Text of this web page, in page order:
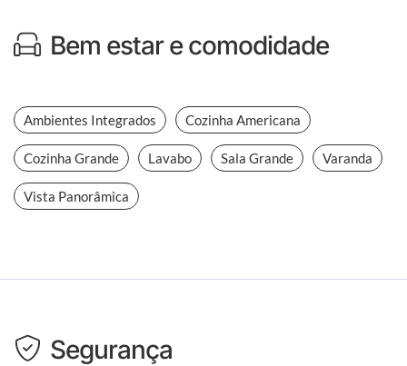
Bem estar e comodidade
Ambientes Integrados Cozinha Americana
Cozinha Grande Lavabo Sala Grande Varanda
Vista Panorâmica
Segurança